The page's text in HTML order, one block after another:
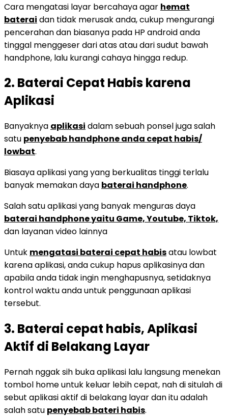
Cara mengatasi layar bercahaya agar hemat
baterai dan tidak merusak anda, cukup mengurangi
pencerahan dan biasanya pada HP android anda
tinggal menggeser dari atas atau dari sudut bawah
handphone, lalu kurangi cahaya hingga redup.
2. Baterai Cepat Habis karena
Aplikasi
Banyaknya aplikasi dalam sebuah ponsel juga salah
satu penyebab handphone anda cepat habis/
lowbat.
Biasaya aplikasi yang yang berkualitas tinggi terlalu
banyak memakan daya baterai handphone.
Salah satu aplikasi yang banyak menguras daya
baterai handphone yaitu Game, Youtube, Tiktok,
dan layanan video lainnya
Untuk mengatasi baterai cepat habisatau lowbat
karena aplikasi, anda cukup hapus aplikasinya dan
apabila anda tidak ingin menghapusnya, setidaknya
kontrol waktu anda untuk penggunaan aplikasi
tersebut.
3. Baterai cepat habis, Aplikasi
Aktif di Belakang Layar
Pernah nggak sih buka aplikasi lalu langsung menekan
tombol home untuk keluar lebih cepat, nah di situlah di
sebut aplikasi aktif di belakang layar dan itu adalah
salah satu penyebab bateri habis.